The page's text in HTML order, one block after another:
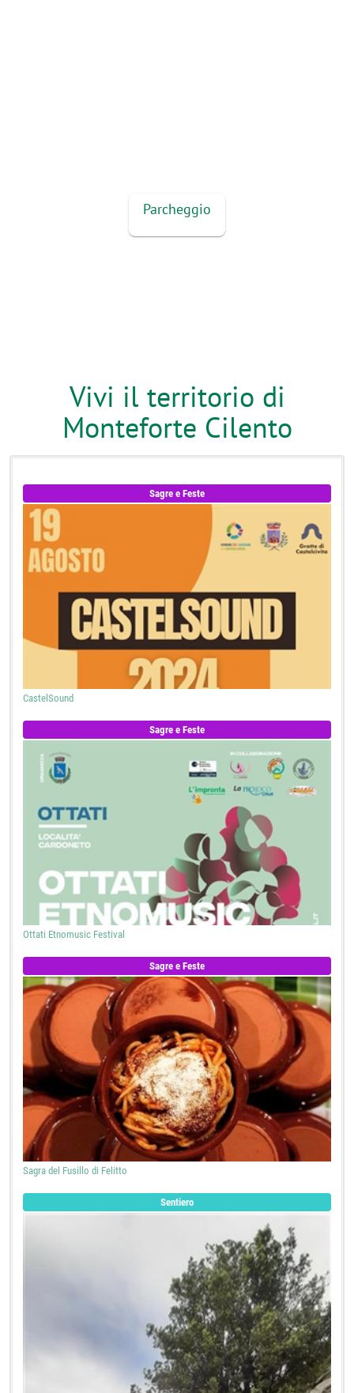
Parcheggio
Vivi il territorio di
Monteforte Cilento
Sagre e Feste
CastelSound
Sagre e Feste
Ottati Etnomusic Festival
Sagre e Feste
Sagra del Fusillo di Felitto
Sentiero